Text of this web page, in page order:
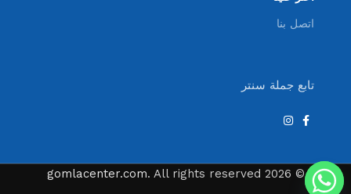
اتصل بنا
تابع جملة سنتر
© 2026
gomlacenter.com. All rights reserved